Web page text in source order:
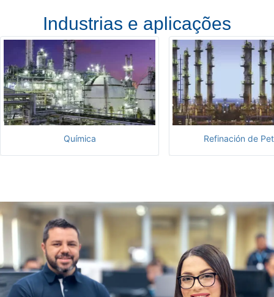
Industrias e aplicações
Química Refinación de